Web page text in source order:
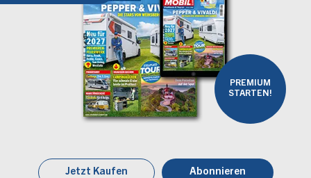
PREMIUM
STARTEN!
Jetzt Kaufen Abonnieren